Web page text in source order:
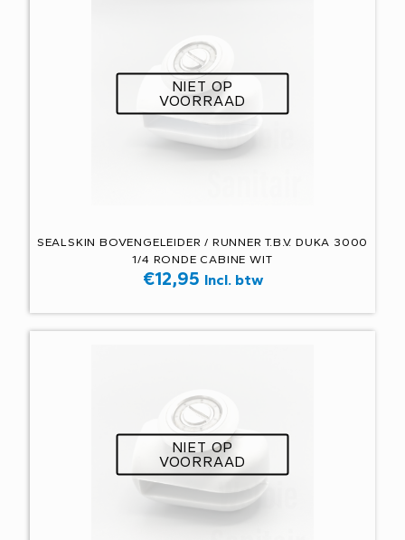
NIET OP
VOORRAAD
SEALSKIN BOVENGELEIDER / RUNNER T.B.V. DUKA 3000
1/4 RONDE CABINE WIT
€12,95 Incl. btw
NIET OP
VOORRAAD